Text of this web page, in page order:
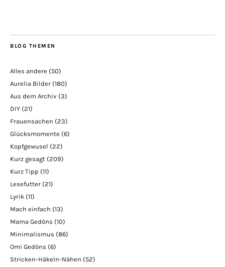
BLOG THEMEN
Alles andere (50)
Aurelia Bilder (180)
Aus dem Archiv (3)
DIY (21)
Frauensachen (23)
Glücksmomente (6)
Kopfgewusel (22)
Kurz gesagt (209)
Kurz Tipp (11)
Lesefutter (21)
Lyrik (11)
Mach einfach (13)
Mama Gedöns (10)
Minimalismus (86)
Omi Gedöns (6)
Stricken-Häkeln-Nähen (52)